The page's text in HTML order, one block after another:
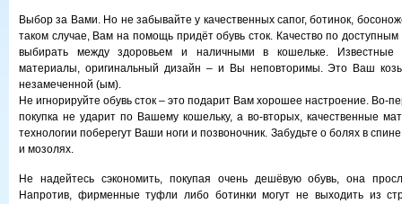
Выбор за Вами. Но не забывайте у качественных сапог, ботинок,
таком случае, Вам на помощь придёт обувь сток. Качество по
выбирать между здоровьем и наличными в кошельке. Известные
материалы, оригинальный дизайн – и Вы неповторимы. Это Ваш
незамеченной (ым).
Не игнорируйте обувь сток – это подарит Вам хорошее настроение. Во-
покупка не ударит по Вашему кошельку, а во-вторых, качественные
технологии поберегут Ваши ноги и позвоночник. Забудьте о болях в
и мозолях.
Не надейтесь сэкономить, покупая очень дешёвую обувь, она
Напротив, фирменные туфли либо ботинки могут не выходить из